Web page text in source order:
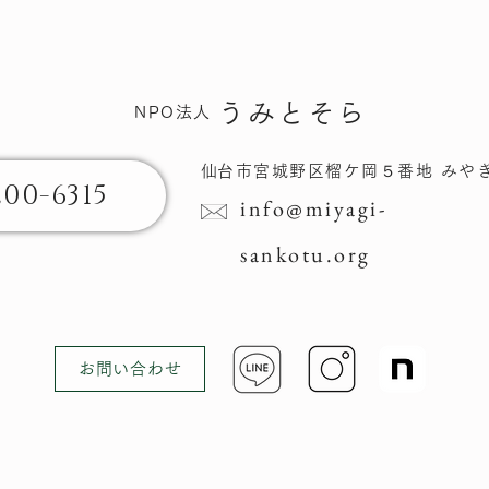
うみとそら
NPO法人
6315
仙台市宮城野区榴ケ岡​５番地 みや
info@miyagi-
sankotu.org
お問い合わせ